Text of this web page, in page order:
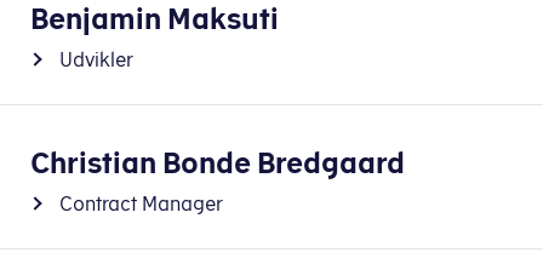
Benjamin Maksuti
Udvikler
Christian Bonde Bredgaard
Contract Manager